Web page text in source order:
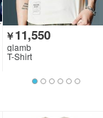
￥11,550
glamb
T-Shirt